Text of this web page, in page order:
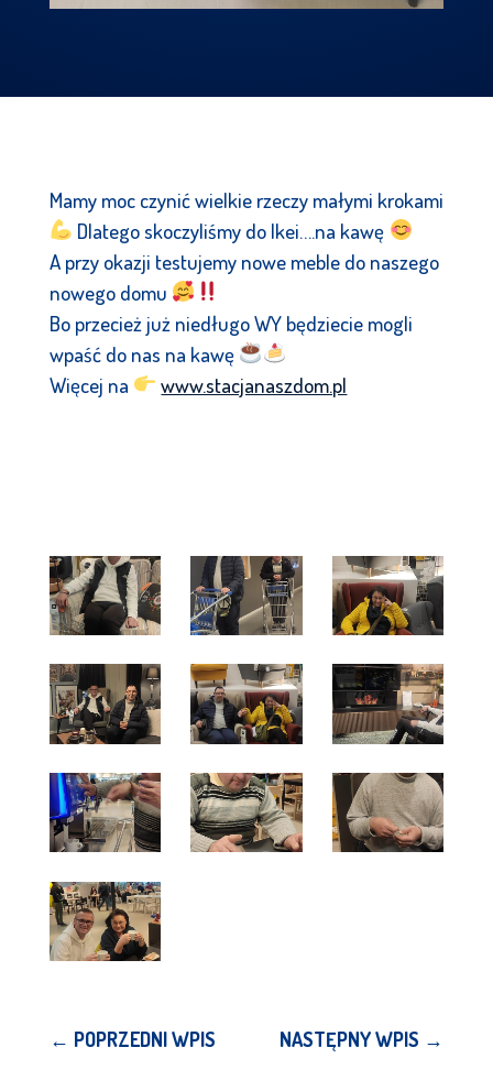
Mamy moc czynić wielkie rzeczy małymi krokami
Dlatego skoczyliśmy do Ikei….na kawę
A przy okazji testujemy nowe meble do naszego
nowego domu
Bo przecież już niedługo WY będziecie mogli
wpaść do nas na kawę
Więcej na
www.stacjanaszdom.pl
← POPRZEDNI WPIS NASTĘPNY WPIS →